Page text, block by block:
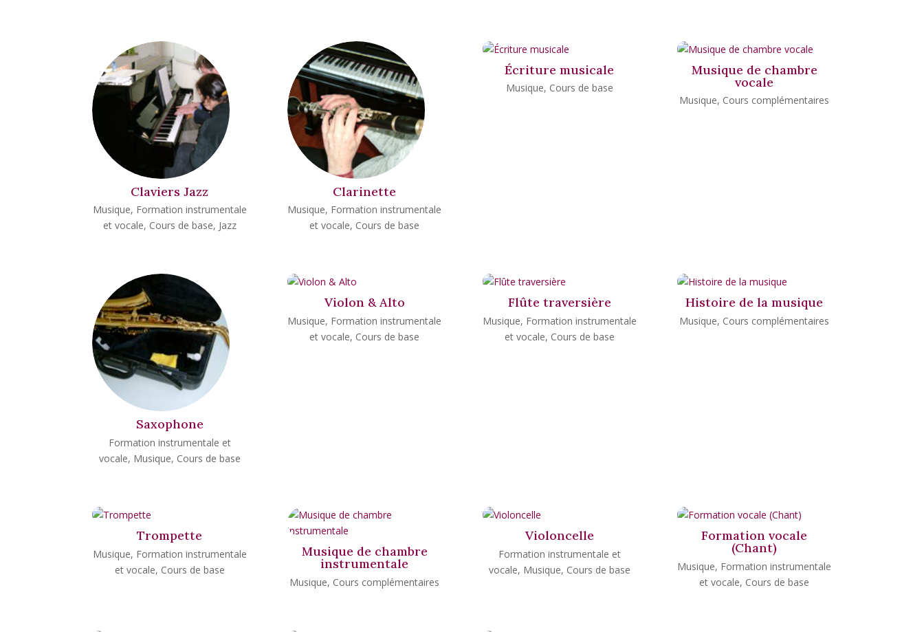
Claviers Jazz
Musique, Formation instrumentale
et vocale, Cours de base, Jazz
Clarinette
Musique, Formation instrumentale
et vocale, Cours de base
Écriture musicale
Musique, Cours de base
Musique de chambre
vocale
Musique, Cours complémentaires
Saxophone
Formation instrumentale et
vocale, Musique, Cours de base
Violon & Alto
Musique, Formation instrumentale
et vocale, Cours de base
Flûte traversière
Musique, Formation instrumentale
et vocale, Cours de base
Histoire de la musique
Musique, Cours complémentaires
Trompette
Musique, Formation instrumentale
et vocale, Cours de base
Musique de chambre
instrumentale
Musique, Cours complémentaires
Violoncelle
Formation instrumentale et
vocale, Musique, Cours de base
Formation vocale
(Chant)
Musique, Formation instrumentale
et vocale, Cours de base